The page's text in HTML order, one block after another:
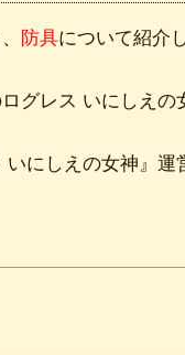
防具について紹介
グレス いにしえの
いにしえの女神』運